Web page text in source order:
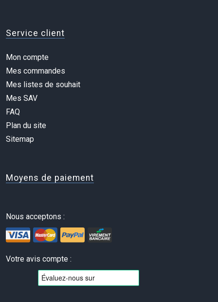
Service client
Mon compte
Mes commandes
Mes listes de souhait
Mes SAV
FAQ
Plan du site
Sitemap
Moyens de paiement
Nous acceptons :
Votre avis compte :